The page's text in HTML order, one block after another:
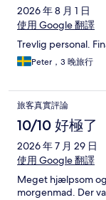
2026 年 8 月 1 日
使用 Google 翻譯
Trevlig personal.
Peter，3 晚旅行
旅客真實評論
10/10 好極了
2026 年 7 月 29 日
使用 Google 翻譯
Meget hjælpsom
morgenmad. Der